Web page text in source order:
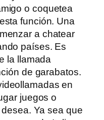
o coquetea
función. Una
a chatear
países. Es
la llamada
de garabatos.
en
juegos o
Ya sea que